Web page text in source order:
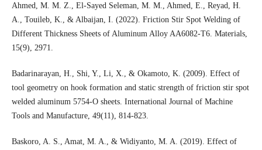
Ahmed, M. M. Z., El-Sayed Seleman, M. M., Ahmed, E., Reyad, H.
A., Touileb, K., & Albaijan, I. (2022). Friction Stir Spot Welding of
Different Thickness Sheets of Aluminum Alloy AA6082-T6. Materials,
15(9), 2971.
Badarinarayan, H., Shi, Y., Li, X., & Okamoto, K. (2009). Effect of
tool geometry on hook formation and static strength of friction stir spot
welded aluminum 5754-O sheets. International Journal of Machine
Tools and Manufacture, 49(11), 814-823.
Baskoro, A. S., Amat, M. A., & Widiyanto, M. A. (2019). Effect of